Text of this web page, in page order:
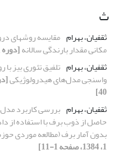
ث
ثقفیان، بهرام مقایسه روشهای
مکانی مقدار بارندگی سالانه[دوره 1، شماره 2، 1384، صفحه 74-84]
ثقفیان، بهرام تلفیق تئوری بیز
واسنجی مدل‌های هیدرولوژیکی
40]
ثقفیان، بهرام
حاصل از ذوب برف با استفاده از
بدون آمار برف (مطالعه موردی
1، 1384، صفحه 1-11]